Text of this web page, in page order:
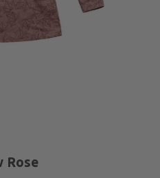
Rose